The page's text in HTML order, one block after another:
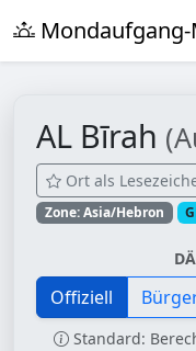
AL Bīrah
Ort als
Zone: Asia/Hebron
Offiziell
Standard: